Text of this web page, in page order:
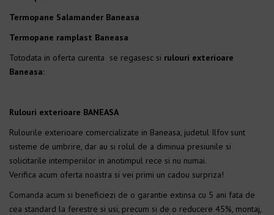
Termopane Salamander Baneasa
Termopane ramplast Baneasa
Totodata in oferta curenta se regasesc si rulouri exterioare
Baneasa:
Rulouri exterioare BANEASA
Rulourile exterioare comercializate in Baneasa, judetul Ilfov sunt
sisteme de umbrire, dar au si rolul de a diminua presiunile si
solicitarile intemperiilor in anotimpul rece si nu numai.
Verifica acum oferta noastra si vei primi un cadou surpriza!
Comanda acum si beneficiezi de o garantie extinsa cu 5 ani fata de
cea standard la ferestre si usi, precum si de o reducere 45%, montaj,